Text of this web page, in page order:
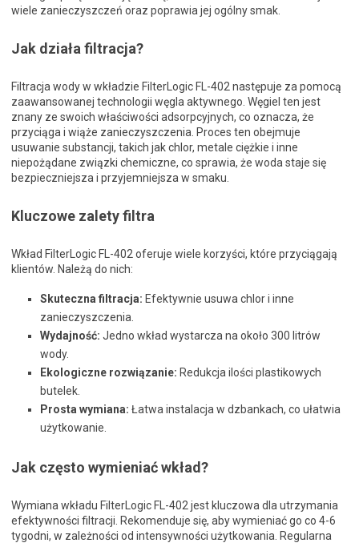
wiele zanieczyszczeń oraz poprawia jej ogólny smak.
Jak działa filtracja?
Filtracja wody w wkładzie FilterLogic FL-402 następuje za pomocą
zaawansowanej technologii węgla aktywnego. Węgiel ten jest
znany ze swoich właściwości adsorpcyjnych, co oznacza, że
przyciąga i wiąże zanieczyszczenia. Proces ten obejmuje
usuwanie substancji, takich jak chlor, metale ciężkie i inne
niepożądane związki chemiczne, co sprawia, że woda staje się
bezpieczniejsza i przyjemniejsza w smaku.
Kluczowe zalety filtra
Wkład FilterLogic FL-402 oferuje wiele korzyści, które przyciągają
klientów. Należą do nich:
Skuteczna filtracja: Efektywnie usuwa chlor i inne
zanieczyszczenia.
Wydajność: Jedno wkład wystarcza na około 300 litrów
wody.
Ekologiczne rozwiązanie: Redukcja ilości plastikowych
butelek.
Prosta wymiana: Łatwa instalacja w dzbankach, co ułatwia
użytkowanie.
Jak często wymieniać wkład?
Wymiana wkładu FilterLogic FL-402 jest kluczowa dla utrzymania
efektywności filtracji. Rekomenduje się, aby wymieniać go co 4-6
tygodni, w zależności od intensywności użytkowania. Regularna